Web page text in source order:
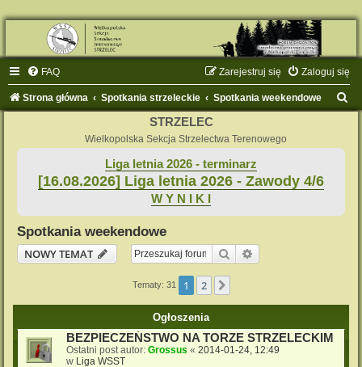
FAQ Zaloguj się
Zarejestruj się
Strona główna Spotkania strzeleckie Spotkania weekendowe
STRZELEC
Wielkopolska Sekcja Strzelectwa Terenowego
Liga letnia 2026 - terminarz
[16.08.2026] Liga letnia 2026 - Zawody 4/6
W Y N I K I
Spotkania weekendowe
NOWY TEMAT
Szukaj
Tematy: 31 1 2
Ogłoszenia
BEZPIECZEŃSTWO NA TORZE STRZELECKIM
Ostatni post autor: Grossus « 2014-01-24, 12:49
w Liga WSST